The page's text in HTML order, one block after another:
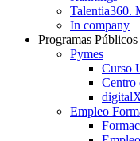
Talentia360.
In company
Programas Públicos
Pymes
Curso
Centro
Empleo